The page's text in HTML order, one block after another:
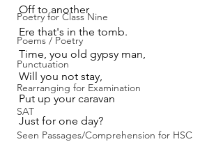
Poetry for Class Nine
Poems / Poetry
Punctuation
Rearranging for Examination
SAT
Seen Passages/Comprehension for HSC
Off to another
Ere that's in the tomb.
Time, you old gypsy man,
Will you not stay,
Put up your caravan
Just for one day?